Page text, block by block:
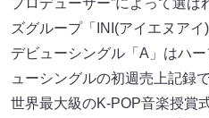
プロデューサー”によって選ば
ズグループ「INI(アイエヌアイ)
デビューシングル「A」はハ
ューシングルの初週売上記録
世界最大級のK-POP音楽授賞